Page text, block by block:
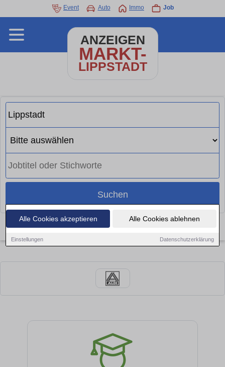
Alle Cookies akzeptieren Alle Cookies ablehnen
Einstellungen Datenschutzerklärung
Event Auto Immo Job
ANZEIGEN
MARKT-
LIPPSTADT
Suchen
Lippstadt×